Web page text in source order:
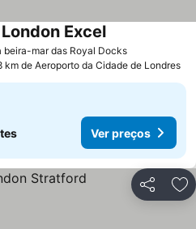
beira-mar das Royal DocksVer preços
ExcelVer preços
km de Aeroporto da Cidade de Londres
Ver preços
Partilhar